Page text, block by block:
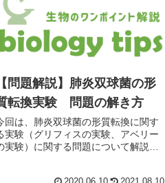
【問題解説】肺炎双球菌の形
転換実験 問題の解き方
回は、肺炎双球菌の形質転換に関す
実験（グリフィスの実験、アベリー
実験）に関する問題について解説し